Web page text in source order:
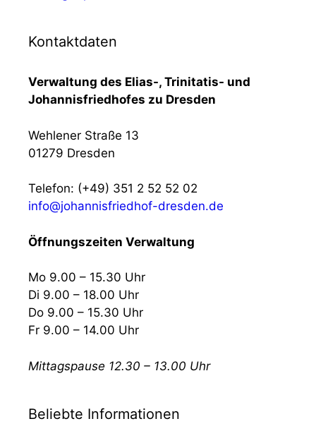
Kontaktdaten
Verwaltung des Elias-, Trinitatis- und
Johannisfriedhofes zu Dresden
Wehlener Straße 13
01279 Dresden
Telefon: (+49) 351 2 52 52 02
info@johannisfriedhof-dresden.de
Öffnungszeiten Verwaltung
Mo 9.00 – 15.30 Uhr
Di 9.00 – 18.00 Uhr
Do 9.00 – 15.30 Uhr
Fr 9.00 – 14.00 Uhr
Mittagspause 12.30 – 13.00 Uhr
Beliebte Informationen